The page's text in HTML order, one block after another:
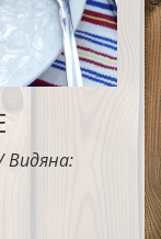
Видяна: